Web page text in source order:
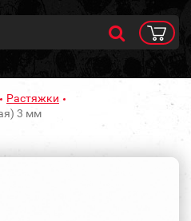
Растяжки
3 мм